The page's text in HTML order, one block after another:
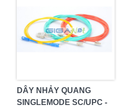
DÂY NHẢY QUANG
SINGLEMODE SC/UPC -